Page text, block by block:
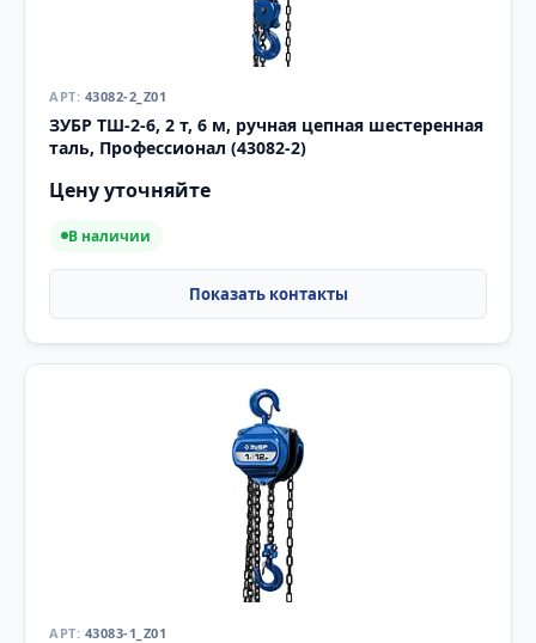
43082-2_Z01
ЗУБР ТШ-2-6, 2 т, 6 м, ручная цепная шестеренная
таль, Профессионал (43082-2)
Цену уточняйте
В наличии
43083-1_Z01